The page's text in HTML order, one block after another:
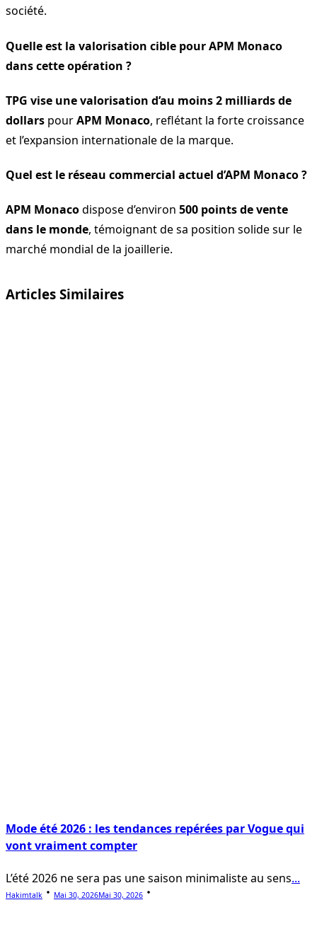
société.
Quelle est la valorisation cible pour APM Monaco
dans cette opération ?
TPG vise une valorisation d’au moins 2 milliards de
dollars pourAPM Monaco, reflétant la forte croissance
et l’expansion internationale de la marque.
Quel est le réseau commercial actuel d’APM Monaco ?
APM Monacodispose d’environ 500 points de vente
dans le monde, témoignant de sa position solide sur le
marché mondial de la joaillerie.
Articles Similaires
Mode été 2026 : les tendances repérées par Vogue qui
vont vraiment compter
L’été 2026 ne sera pas une saison minimaliste au sens...
Hakimtalk Mai 30, 2026Mai 30, 2026